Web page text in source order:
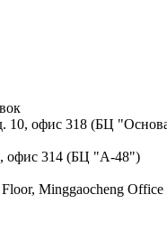
10, офис 318 (БЦ
офис 314 (БЦ "А-48")
Minggaocheng